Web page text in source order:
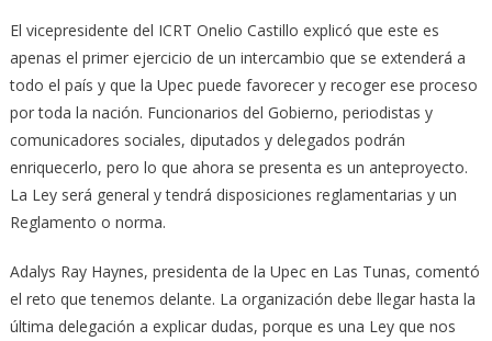
El vicepresidente del ICRT Onelio Castillo explicó que este es
apenas el primer ejercicio de un intercambio que se extenderá a
todo el país y que la Upec puede favorecer y recoger ese proceso
por toda la nación. Funcionarios del Gobierno, periodistas y
comunicadores sociales, diputados y delegados podrán
enriquecerlo, pero lo que ahora se presenta es un anteproyecto.
La Ley será general y tendrá disposiciones reglamentarias y un
Reglamento o norma.
Adalys Ray Haynes, presidenta de la Upec en Las Tunas, comentó
el reto que tenemos delante. La organización debe llegar hasta la
última delegación a explicar dudas, porque es una Ley que nos